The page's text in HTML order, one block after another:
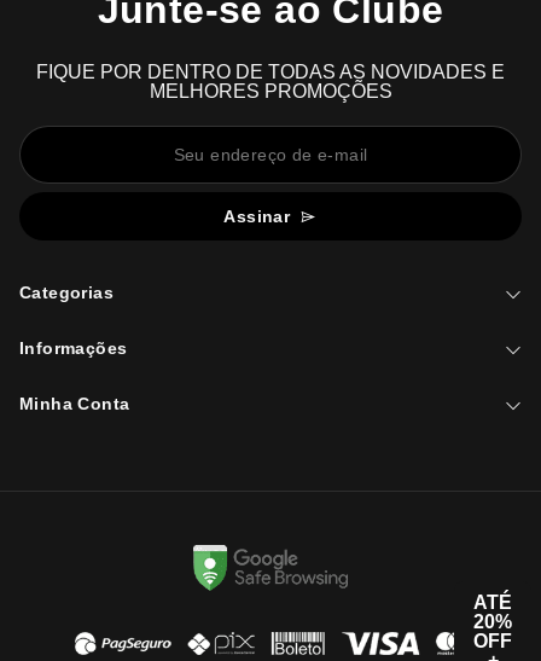
Junte-se ao Clube
FIQUE POR DENTRO DE TODAS AS NOVIDADES E
MELHORES PROMOÇÕES
Assinar
Categorias
Informações
Minha Conta
ATÉ
20%
OFF